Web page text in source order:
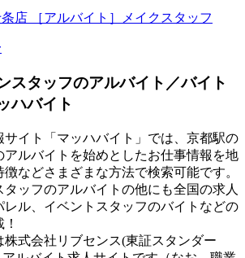
店 ［アルバイト］メイクスタッフ
スタッフのアルバイト／バイト
ハバイト
サイト「マッハバイト」では、京都駅の
アルバイトを始めとしたお仕事情報を地
などさまざまな方法で検索可能です。
ッフのアルバイトの他にも全国の求人
レル、イベントスタッフのバイトなどの
株式会社リブセンス(東証スタンダー